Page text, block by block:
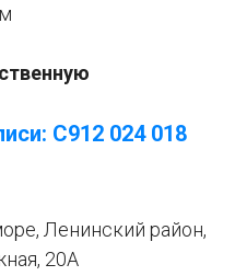
С912 024 018
Ленинский район,
20А